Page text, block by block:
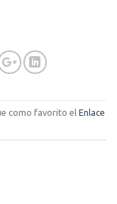
como favorito el Enlace